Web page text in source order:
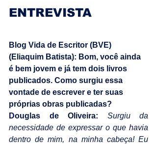
ENTREVISTA
Blog Vida de Escritor (BVE)
(Eliaquim Batista): Bom, você ainda
é bem jovem e já tem dois livros
publicados. Como surgiu essa
vontade de escrever e ter suas
próprias obras publicadas?
Douglas de Oliveira:
Surgiu da
necessidade de expressar o que havia
dentro de mim, na minha cabeça! Eu